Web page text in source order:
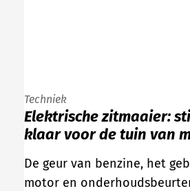
Techniek
Elektrische zitmaaier:
klaar voor de tuin van
De geur van benzine, het
motor en